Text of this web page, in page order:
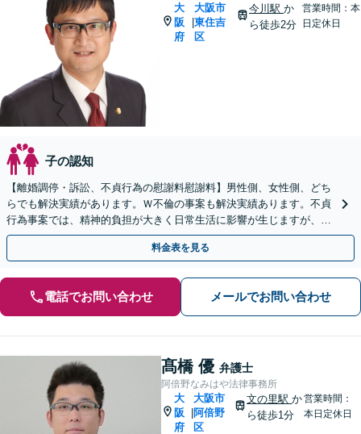
大
阪
府
|
大阪市
東住吉
区
今川駅 か
ら徒歩2分
営業時間：本
日定休日
子の認知
【離婚調停・訴訟、不貞行為の慰謝料慰謝料】男性側、女性側、どち
らでも解決実績があります。Ｗ不倫の事案も解決実績あります。不貞
行為事案では、精神的負担が大きく日常生活に影響が生じますが、弁
護士に委任すれば不安解消につながります。
料金表を見る
電話でお問い合わせ メールでお問い合わせ
髙橋 優 弁護士
阿倍野なみはや法律事務所
大
阪
府
大阪市
阿倍野
区
文の里駅か
ら徒歩1分
営業時間：
本日定休日